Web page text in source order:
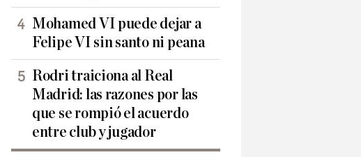
Mohamed VI puede dejar a
Felipe VI sin santo ni peana
Rodri traiciona al Real
Madrid: las razones por las
que se rompió el acuerdo
entre club y jugador